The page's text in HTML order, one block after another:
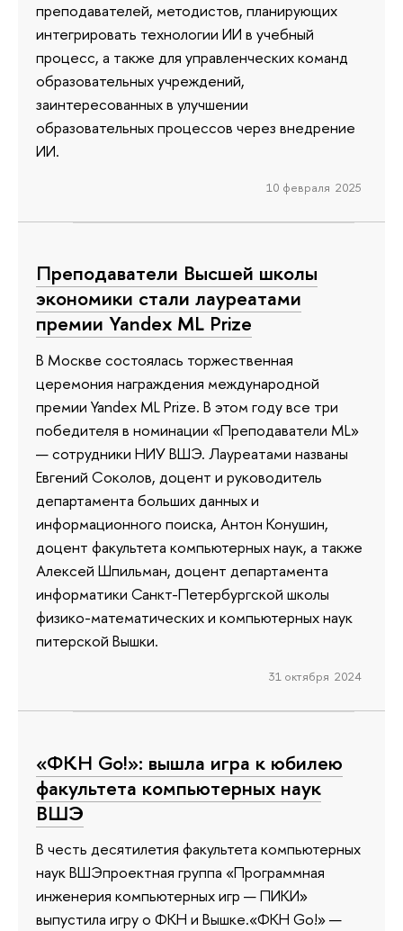
преподавателей, методистов, планирующих
интегрировать технологии ИИ в учебный
процесс, а также для управленческих команд
образовательных учреждений,
заинтересованных в улучшении
образовательных процессов через внедрение
ИИ.
10 февраля 2025
Преподаватели Высшей школы
экономики стали лауреатами
премии Yandex ML Prize
В Москве состоялась торжественная
церемония награждения международной
премии Yandex ML Prize. В этом году все три
победителя в номинации «Преподаватели ML»
— сотрудники НИУ ВШЭ. Лауреатами названы
Евгений Соколов, доцент и руководитель
департамента больших данных и
информационного поиска, Антон Конушин,
доцент факультета компьютерных наук, а также
Алексей Шпильман, доцент департамента
информатики Санкт-Петербургской школы
физико-математических и компьютерных наук
питерской Вышки.
31 октября 2024
«ФКН Go!»: вышла игра к юбилею
факультета компьютерных наук
ВШЭ
В честь десятилетия факультета компьютерных
наук ВШЭпроектная группа «Программная
инженерия компьютерных игр — ПИКИ»
выпустила игру о ФКН и Вышке.«ФКН Go!» —